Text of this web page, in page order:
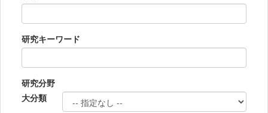
研究キーワード
研究分野
大分類